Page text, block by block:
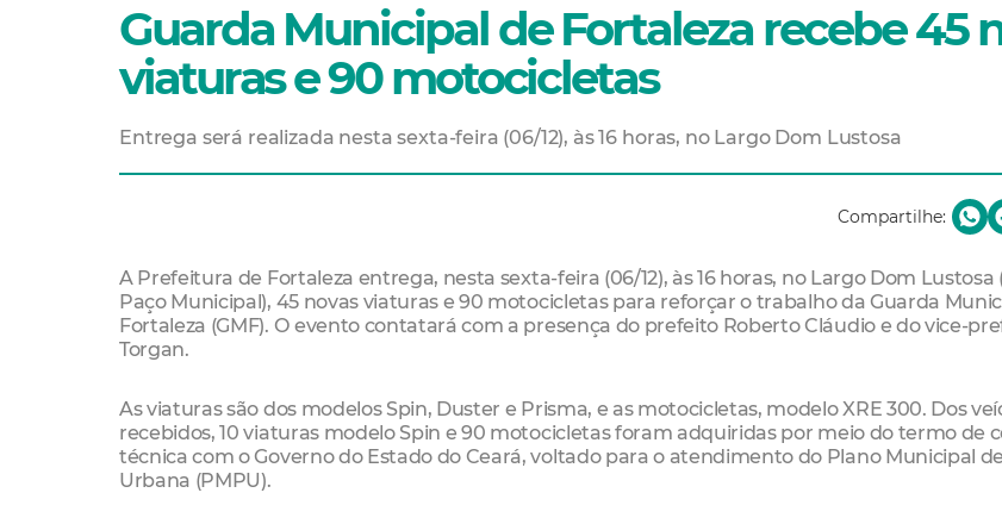
Guarda Municipal de Fortaleza recebe 45
viaturas e 90 motocicletas
Entrega será realizada nesta sexta-feira (06/12), às 16 horas, no Largo Dom Lustosa
Compartilhe:
A Prefeitura de Fortaleza entrega, nesta sexta-feira (06/12), às 16 horas, no Largo Dom
Paço Municipal), 45 novas viaturas e 90 motocicletas para reforçar o trabalho da Guarda
Fortaleza (GMF). O evento contatará com a presença do prefeito Roberto Cláudio e do vice-
Torgan.
As viaturas são dos modelos Spin, Duster e Prisma, e as motocicletas, modelo XRE 300. Dos
recebidos, 10 viaturas modelo Spin e 90 motocicletas foram adquiridas por meio do termo de
técnica com o Governo do Estado do Ceará, voltado para o atendimento do Plano Municipal
Urbana (PMPU).